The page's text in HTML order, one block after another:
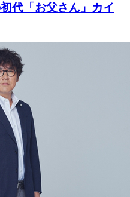
代「お父さん」カイ